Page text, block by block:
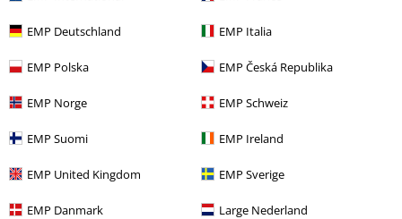
EMP Deutschland EMP Italia
EMP Polska EMP Česká Republika
EMP Norge EMP Schweiz
EMP Suomi EMP Ireland
EMP United Kingdom EMP Sverige
EMP Danmark Large Nederland
Dernière visite